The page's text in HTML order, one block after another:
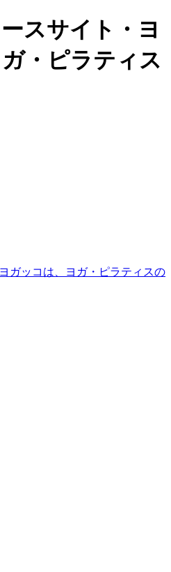
スサイト・ヨ
・ピラティス
ガッコは、ヨガ・ピラティスの